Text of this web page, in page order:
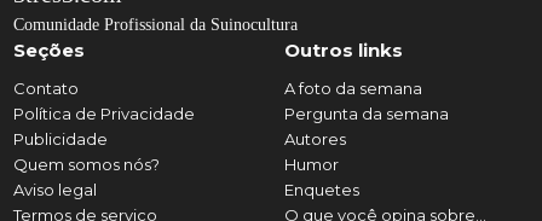
Comunidade Profissional da Suinocultura
Seções
Contato
Política de Privacidade
Publicidade
Quem somos nós?
Aviso legal
Termos de serviço
Outros links
A foto da semana
Pergunta da semana
Autores
Humor
Enquetes
O que você opina sobre...